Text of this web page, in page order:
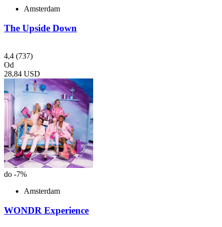
Amsterdam
The Upside Down
4,4 (737)
Od
28,84 USD
do -7%
Amsterdam
WONDR Experience